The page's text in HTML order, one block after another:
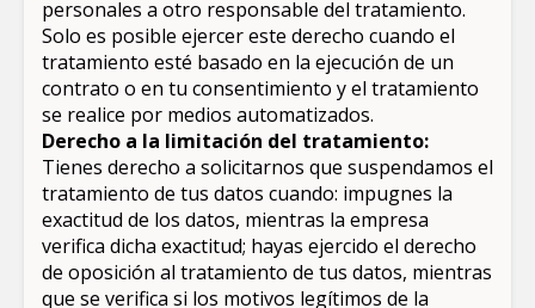
personales a otro responsable del tratamiento.
Solo es posible ejercer este derecho cuando el
tratamiento esté basado en la ejecución de un
contrato o en tu consentimiento y el tratamiento
se realice por medios automatizados.
Derecho a la limitación del tratamiento:
Tienes derecho a solicitarnos que suspendamos el
tratamiento de tus datos cuando: impugnes la
exactitud de los datos, mientras la empresa
verifica dicha exactitud; hayas ejercido el derecho
de oposición al tratamiento de tus datos, mientras
que se verifica si los motivos legítimos de la